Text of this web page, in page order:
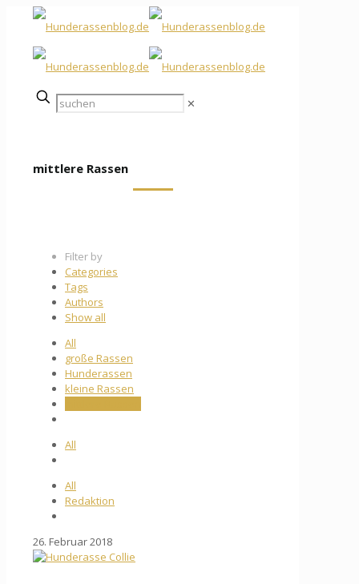
✕
mittlere Rassen
Filter by
Categories
Tags
Authors
Show all
All
große Rassen
Hunderassen
kleine Rassen
All
All
Redaktion
26. Februar 2018